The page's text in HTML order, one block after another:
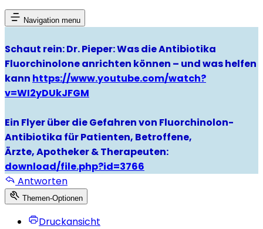
Navigation menu
Schaut rein: Dr. Pieper: Was die Antibiotika
Fluorchinolone anrichten können – und was helfen
kann https://www.youtube.com/watch?
v=WI2yDUkJFGM
Ein Flyer über die Gefahren von Fluorchinolon-
Antibiotika für Patienten, Betroffene,
Ärzte, Apotheker & Therapeuten:
download/file.php?id=3766
Antworten
Themen-Optionen
Druckansicht